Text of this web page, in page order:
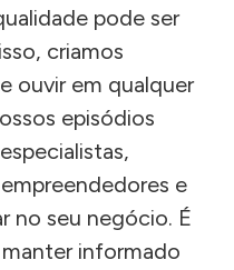
pode ser
criamos
ouvir em qualquer
episódios
e
no seu negócio. É
informado